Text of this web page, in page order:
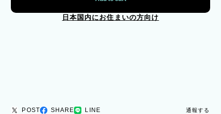
日本国内にお住まいの方向け
POST SHARE LINE 通報する